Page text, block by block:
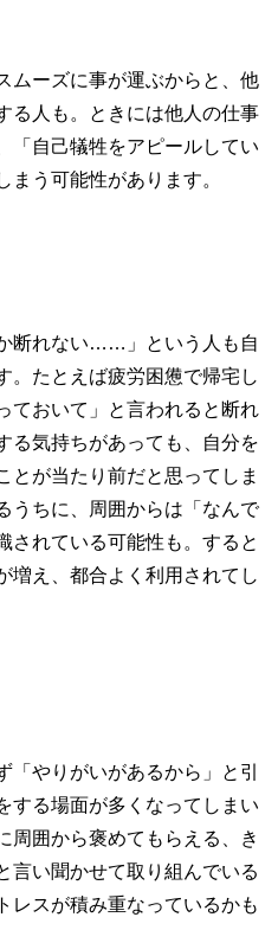
ムーズに事が運ぶからと、他
る人も。ときには他人の仕事
「自己犠牲をアピールしてい
う可能性があります。
断れない……」という人も自
。たとえば疲労困憊で帰宅し
ておいて」と言われると断れ
る気持ちがあっても、自分を
とが当たり前だと思ってしま
うちに、周囲からは「なんで
されている可能性も。すると
増え、都合よく利用されてし
やりがいがあるから」と引
する場面が多くなってしまい
周囲から褒めてもらえる、き
言い聞かせて取り組んでいる
レスが積み重なっているかも